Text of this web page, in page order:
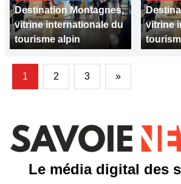
Destination Montagnes,
vitrine internationale du
tourisme alpin
vitrine
1 2 3 »
Le média digital des